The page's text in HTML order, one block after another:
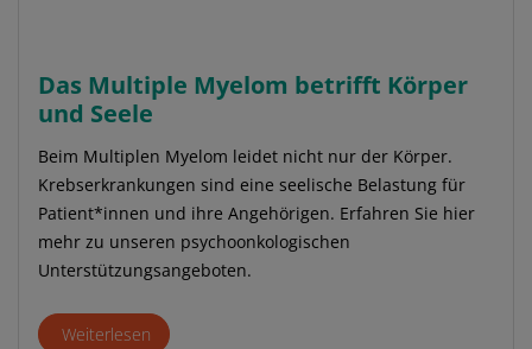
Das Multiple Myelom betrifft Körper
und Seele
Beim Multiplen Myelom leidet nicht nur der Körper.
Krebserkrankungen sind eine seelische Belastung für
Patient*innen und ihre Angehörigen. Erfahren Sie hier
mehr zu unseren psychoonkologischen
Unterstützungsangeboten.
Weiterlesen